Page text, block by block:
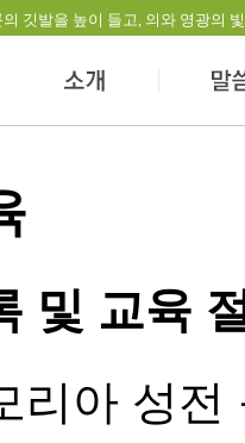
깃발을 높이 들고, 의와 영광의
및 교육
리아 성